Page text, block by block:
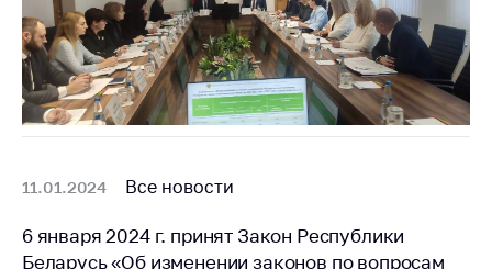
11.01.2024 Все новости
6 января 2024 г. принят Закон Республики
Беларусь «Об изменении законов по вопросам